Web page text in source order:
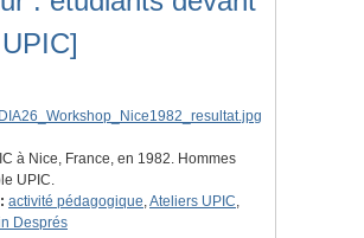
à Nice, France, en 1982. Hommes
UPIC.
activité pédagogique,Ateliers UPIC,
Després